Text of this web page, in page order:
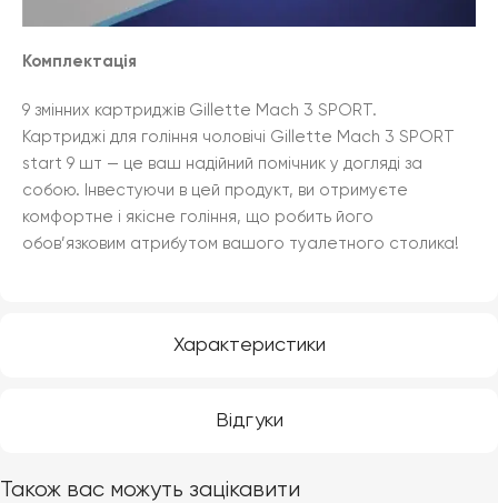
Характеристики
Відгуки
Комплектація
9 змінних картриджів Gillette Mach 3 SPORT.
Картриджі для гоління чоловічі Gillette Mach 3 SPORT
start 9 шт — це ваш надійний помічник у догляді за
собою. Інвестуючи в цей продукт, ви отримуєте
комфортне і якісне гоління, що робить його
обов’язковим атрибутом вашого туалетного столика!
Також вас можуть зацікавити